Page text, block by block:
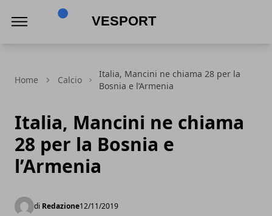
Home Calcio
Italia, Mancini ne chiama 28 per la
Bosnia e l’Armenia
Italia, Mancini ne chiama
28 per la Bosnia e
l’Armenia
di Redazione12/11/2019